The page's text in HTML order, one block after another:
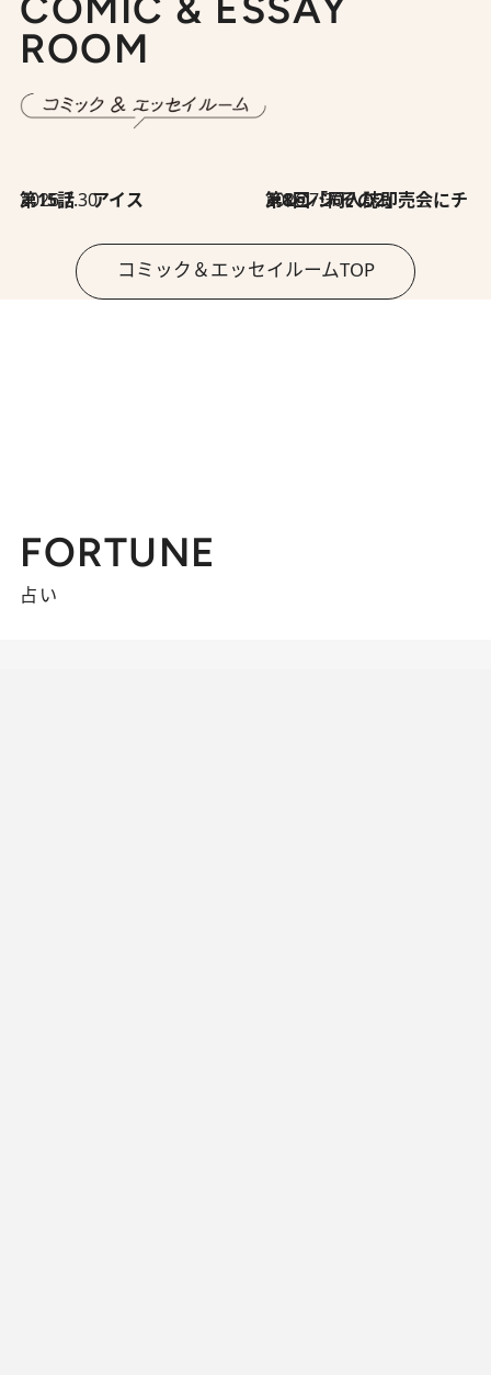
ROOM
2026.7.30
第15話 アイス 2026.7.30
第8回「同人誌即売会にチャレンジ その2」
コミック＆エッセイルームTOP
FORTUNE
占い